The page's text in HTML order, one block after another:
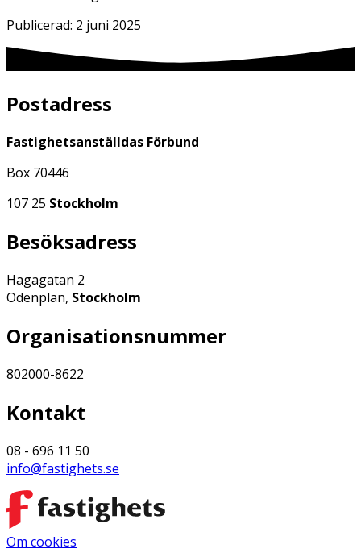
Publicerad: 2 juni 2025
Postadress
Fastighetsanställdas Förbund
Box 70446
107 25 Stockholm
Besöksadress
Hagagatan 2
Odenplan, Stockholm
Organisationsnummer
802000-8622
Kontakt
08 - 696 11 50
info@fastighets.se
Om cookies